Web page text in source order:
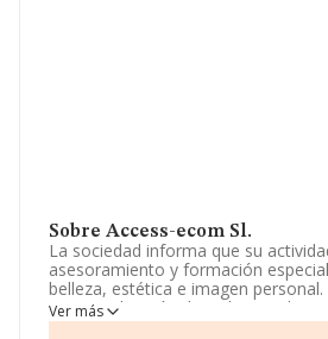
Sobre Access-ecom Sl.
La sociedad informa que su
asesoramiento y formación
belleza, estética e imagen
comercialización de todo tipo de
cosmética, perfumes, y demás
Ver más